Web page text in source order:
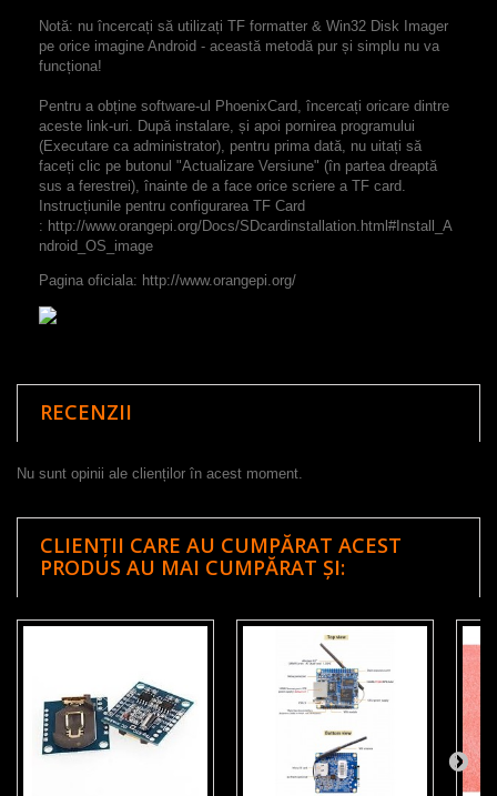
Notă: nu încercați să utilizați TF formatter & Win32 Disk Imager
pe orice imagine Android - această metodă pur și simplu nu va
funcționa!
Pentru a obține software-ul PhoenixCard, încercați oricare dintre
aceste link-uri. După instalare, și apoi pornirea programului
(Executare ca administrator), pentru prima dată, nu uitați să
faceți clic pe butonul "Actualizare Versiune" (în partea dreaptă
sus a ferestrei), înainte de a face orice scriere a TF card.
Instrucțiunile pentru configurarea TF Card
: http://www.orangepi.org/Docs/SDcardinstallation.html#Install_A
ndroid_OS_image
Pagina oficiala: http://www.orangepi.org/
RECENZII
Nu sunt opinii ale clienților în acest moment.
CLIENȚII CARE AU CUMPĂRAT ACEST
PRODUS AU MAI CUMPĂRAT ȘI: